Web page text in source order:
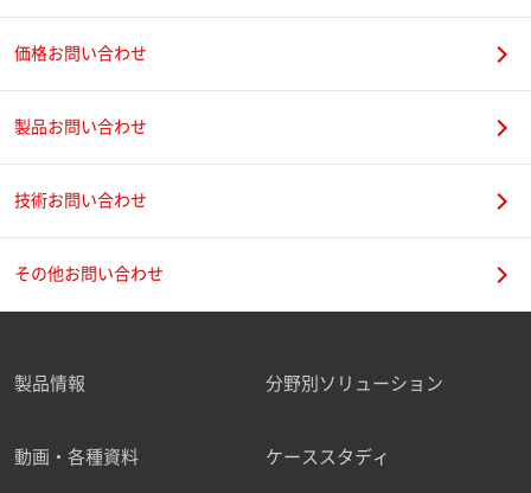
ご勤務先
価格お問い合わせ
製品お問い合わせ
技術お問い合わせ
その他お問い合わせ
製品情報 分野別ソリューション
動画・各種資料 ケーススタディ